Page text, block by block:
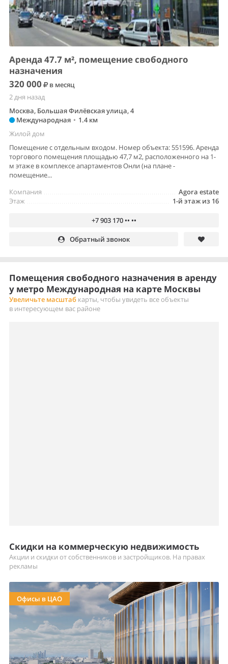
Аренда 47.7 м², помещение свободного
назначения
320 000
в месяц
2 дня назад
Москва, Большая Филёвская улица, 4
Международная • 1.4 км
Жилой дом
Помещение с отдельным входом. Номер объекта: 551596. Аренда
торгового помещения площадью 47,7 м2, расположенного на 1-
м этаже в комплексе апартаментов Онли (на плане -
помещение...
Agora estate
Компания
1-й этаж из 16
Этаж
+7 903 170 •• ••
Обратный звонок
Помещения свободного назначения в аренду
у метро Международная на карте Москвы
Увеличьте масштаб карты, чтобы увидеть все объекты
в интересующем вас районе
Скидки на коммерческую недвижимость
Акции и скидки от собственников и застройщиков. На правах
рекламы
Офисы в ЦАО